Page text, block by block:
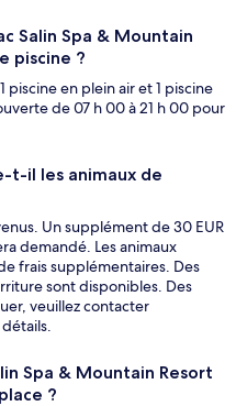
Salin Spa & Mountain
piscine ?
piscine en plein air et 1 piscine
de 07 h 00 à 21 h 00 pour
t-il les animaux de
Un supplément de 30 EUR
demandé. Les animaux
frais supplémentaires. Des
sont disponibles. Des
veuillez contacter
Spa & Mountain Resort
?